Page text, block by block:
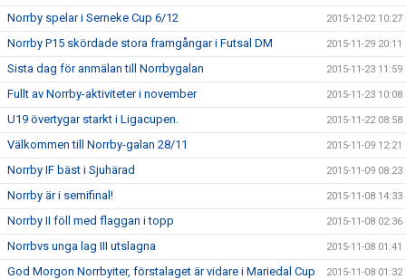
Norrby spelar i Serneke Cup 6/12 2015-12-02 10:27
Norrby P15 skördade stora framgångar i Futsal DM 2015-11-29 20:11
Sista dag för anmälan till Norrbygalan 2015-11-23 11:59
Fullt av Norrby-aktiviteter i november 2015-11-23 10:08
U19 övertygar starkt i Ligacupen. 2015-11-22 08:58
Välkommen till Norrby-galan 28/11 2015-11-09 12:21
Norrby IF bäst i Sjuhärad 2015-11-09 08:23
Norrby är i semifinal! 2015-11-08 14:33
Norrby II föll med flaggan i topp 2015-11-08 02:36
Norrbvs unga lag III utslagna 2015-11-08 01:41
God Morgon Norrbyiter, förstalaget är vidare i Mariedal Cup 2015-11-08 01:32